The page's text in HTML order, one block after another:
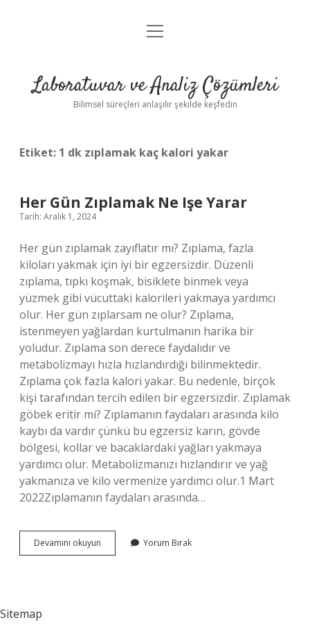
Anasayfa
Yasal Uyarı
menüyü
Laboratuvar ve Analiz Çözümleri
Bilimsel süreçleri anlaşılır şekilde keşfedin
Etiket: 1 dk zıplamak kaç kalori yakar
Her Gün Zıplamak Ne Işe Yarar
Tarih: Aralık 1, 2024
Her gün zıplamak zayıflatır mı? Zıplama, fazla
kiloları yakmak için iyi bir egzersizdir. Düzenli
zıplama, tıpkı koşmak, bisiklete binmek veya
yüzmek gibi vücuttaki kalorileri yakmaya yardımcı
olur. Her gün zıplarsam ne olur? Zıplama,
istenmeyen yağlardan kurtulmanın harika bir
yoludur. Zıplama son derece faydalıdır ve
metabolizmayı hızla hızlandırdığı bilinmektedir.
Zıplama çok fazla kalori yakar. Bu nedenle, birçok
kişi tarafından tercih edilen bir egzersizdir. Zıplamak
göbek eritir mi? Zıplamanın faydaları arasında kilo
kaybı da vardır çünkü bu egzersiz karın, gövde
bölgesi, kollar ve bacaklardaki yağları yakmaya
yardımcı olur. Metabolizmanızı hızlandırır ve yağ
yakmanıza ve kilo vermenize yardımcı olur.1 Mart
2022Zıplamanın faydaları arasında…
Devamını okuyun
Gün
Yorum Bırak
Sitemap